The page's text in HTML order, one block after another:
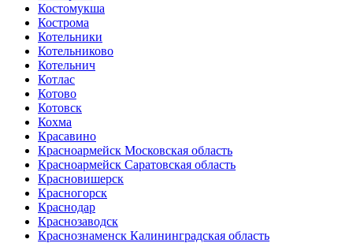
Костомукша
Кострома
Котельники
Котельниково
Котельнич
Котлас
Котово
Котовск
Кохма
Красавино
Красноармейск Московская область
Красноармейск Саратовская область
Красновишерск
Красногорск
Краснодар
Краснозаводск
Краснознаменск Калининградская область